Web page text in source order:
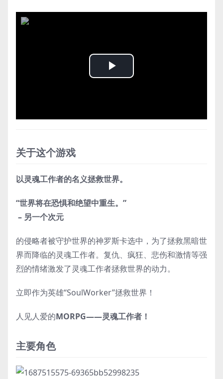
Play
关于这个游戏
ㅤㅤㅤㅤㅤㅤㅤㅤㅤㅤㅤ以灵魂工作者的名义拯救世界。
ㅤㅤㅤㅤㅤㅤㅤㅤㅤ“世界将在恐惧和绝望中重生。”
ㅤㅤㅤㅤㅤㅤㅤㅤㅤㅤㅤㅤㅤㅤㅤㅤㅤㅤㅤ – 另一个次元
的侵略者被守护世界的神罗斯卡选中，为了拯救黑暗世
界而降临的灵魂工作者。复仇、疯狂、悲伤和激情等强
烈的情绪激发了灵魂工作者拯救世界的动力。
立即作为英雄“SoulWorker”拯救世界！
人见人爱的MORPG——灵魂工作者！
主要角色